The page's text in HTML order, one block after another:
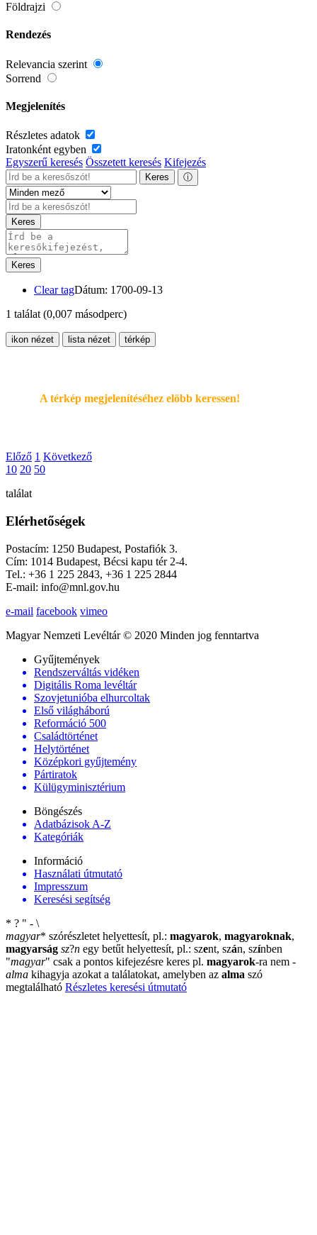
Földrajzi
Rendezés
Relevancia szerint
Sorrend
Megjelenítés
Részletes adatok
Iratonként egyben
Egyszerű keresés Összetett keresés Kifejezés
Keres ⓘ
Keres
Keres
Clear tagDátum: 1700-09-13
1 találat (0,007 másodperc)
ikon nézet lista nézet térkép
A térkép megjelenítéséhez elöbb keressen!
Előző 1 Következő
10 20 50
találat
Elérhetőségek
Postacím: 1250 Budapest, Postafiók 3.
Cím: 1014 Budapest, Bécsi kapu tér 2-4.
Tel.: +36 1 225 2843, +36 1 225 2844
E-mail: info@mnl.gov.hu
e-mail facebook vimeo
Magyar Nemzeti Levéltár © 2020 Minden jog fenntartva
Gyűjtemények
Rendszerváltás vidéken
Digitális Roma levéltár
Szovjetunióba elhurcoltak
Első világháború
Reformáció 500
Családtörténet
Helytörténet
Középkori gyűjtemény
Pártiratok
Külügyminisztérium
Böngészés
Adatbázisok A-Z
Kategóriák
Információ
Használati útmutató
Impresszum
Keresési segítség
* ? " - \
magyar* szórészletet helyettesít, pl.: magyarok, magyaroknak,
magyarság sz?n egy betűt helyettesít, pl.: szent, szán, színben
"magyar" csak a pontos kifejezésre keres pl. magyarok-ra nem -
alma kihagyja azokat a találatokat, amelyben az alma szó
megtalálható Részletes keresési útmutató